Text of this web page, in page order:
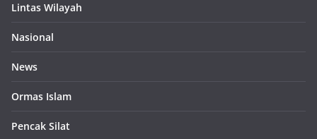
Lintas Wilayah
Nasional
News
Ormas Islam
Pencak Silat